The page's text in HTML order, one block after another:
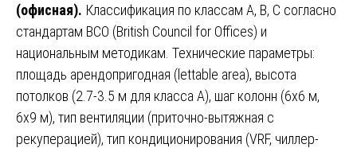
(офисная). Классификация по классам А, В, С согласно
стандартам BCO (British Council for Offices) и
национальным методикам. Технические параметры:
площадь арендопригодная (lettable area), высота
потолков (2.7-3.5 м для класса А), шаг колонн (6х6 м,
6х9 м), тип вентиляции (приточно-вытяжная с
рекуперацией), тип кондиционирования (VRF, чиллер-